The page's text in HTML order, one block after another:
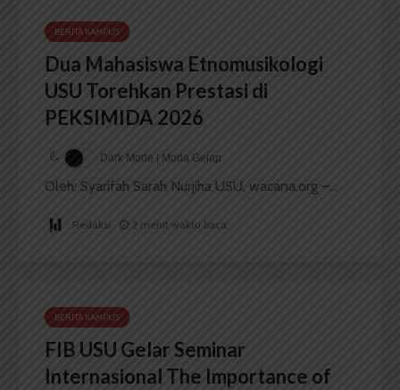
BERITA KAMPUS
Dua Mahasiswa Etnomusikologi
USU Torehkan Prestasi di
PEKSIMIDA 2026
Dark Mode | Moda Gelap
Oleh: Syarifah Sarah Nurjiha USU, wacana.org –...
Redaksi 2 menit waktu baca
BERITA KAMPUS
FIB USU Gelar Seminar
Internasional The Importance of